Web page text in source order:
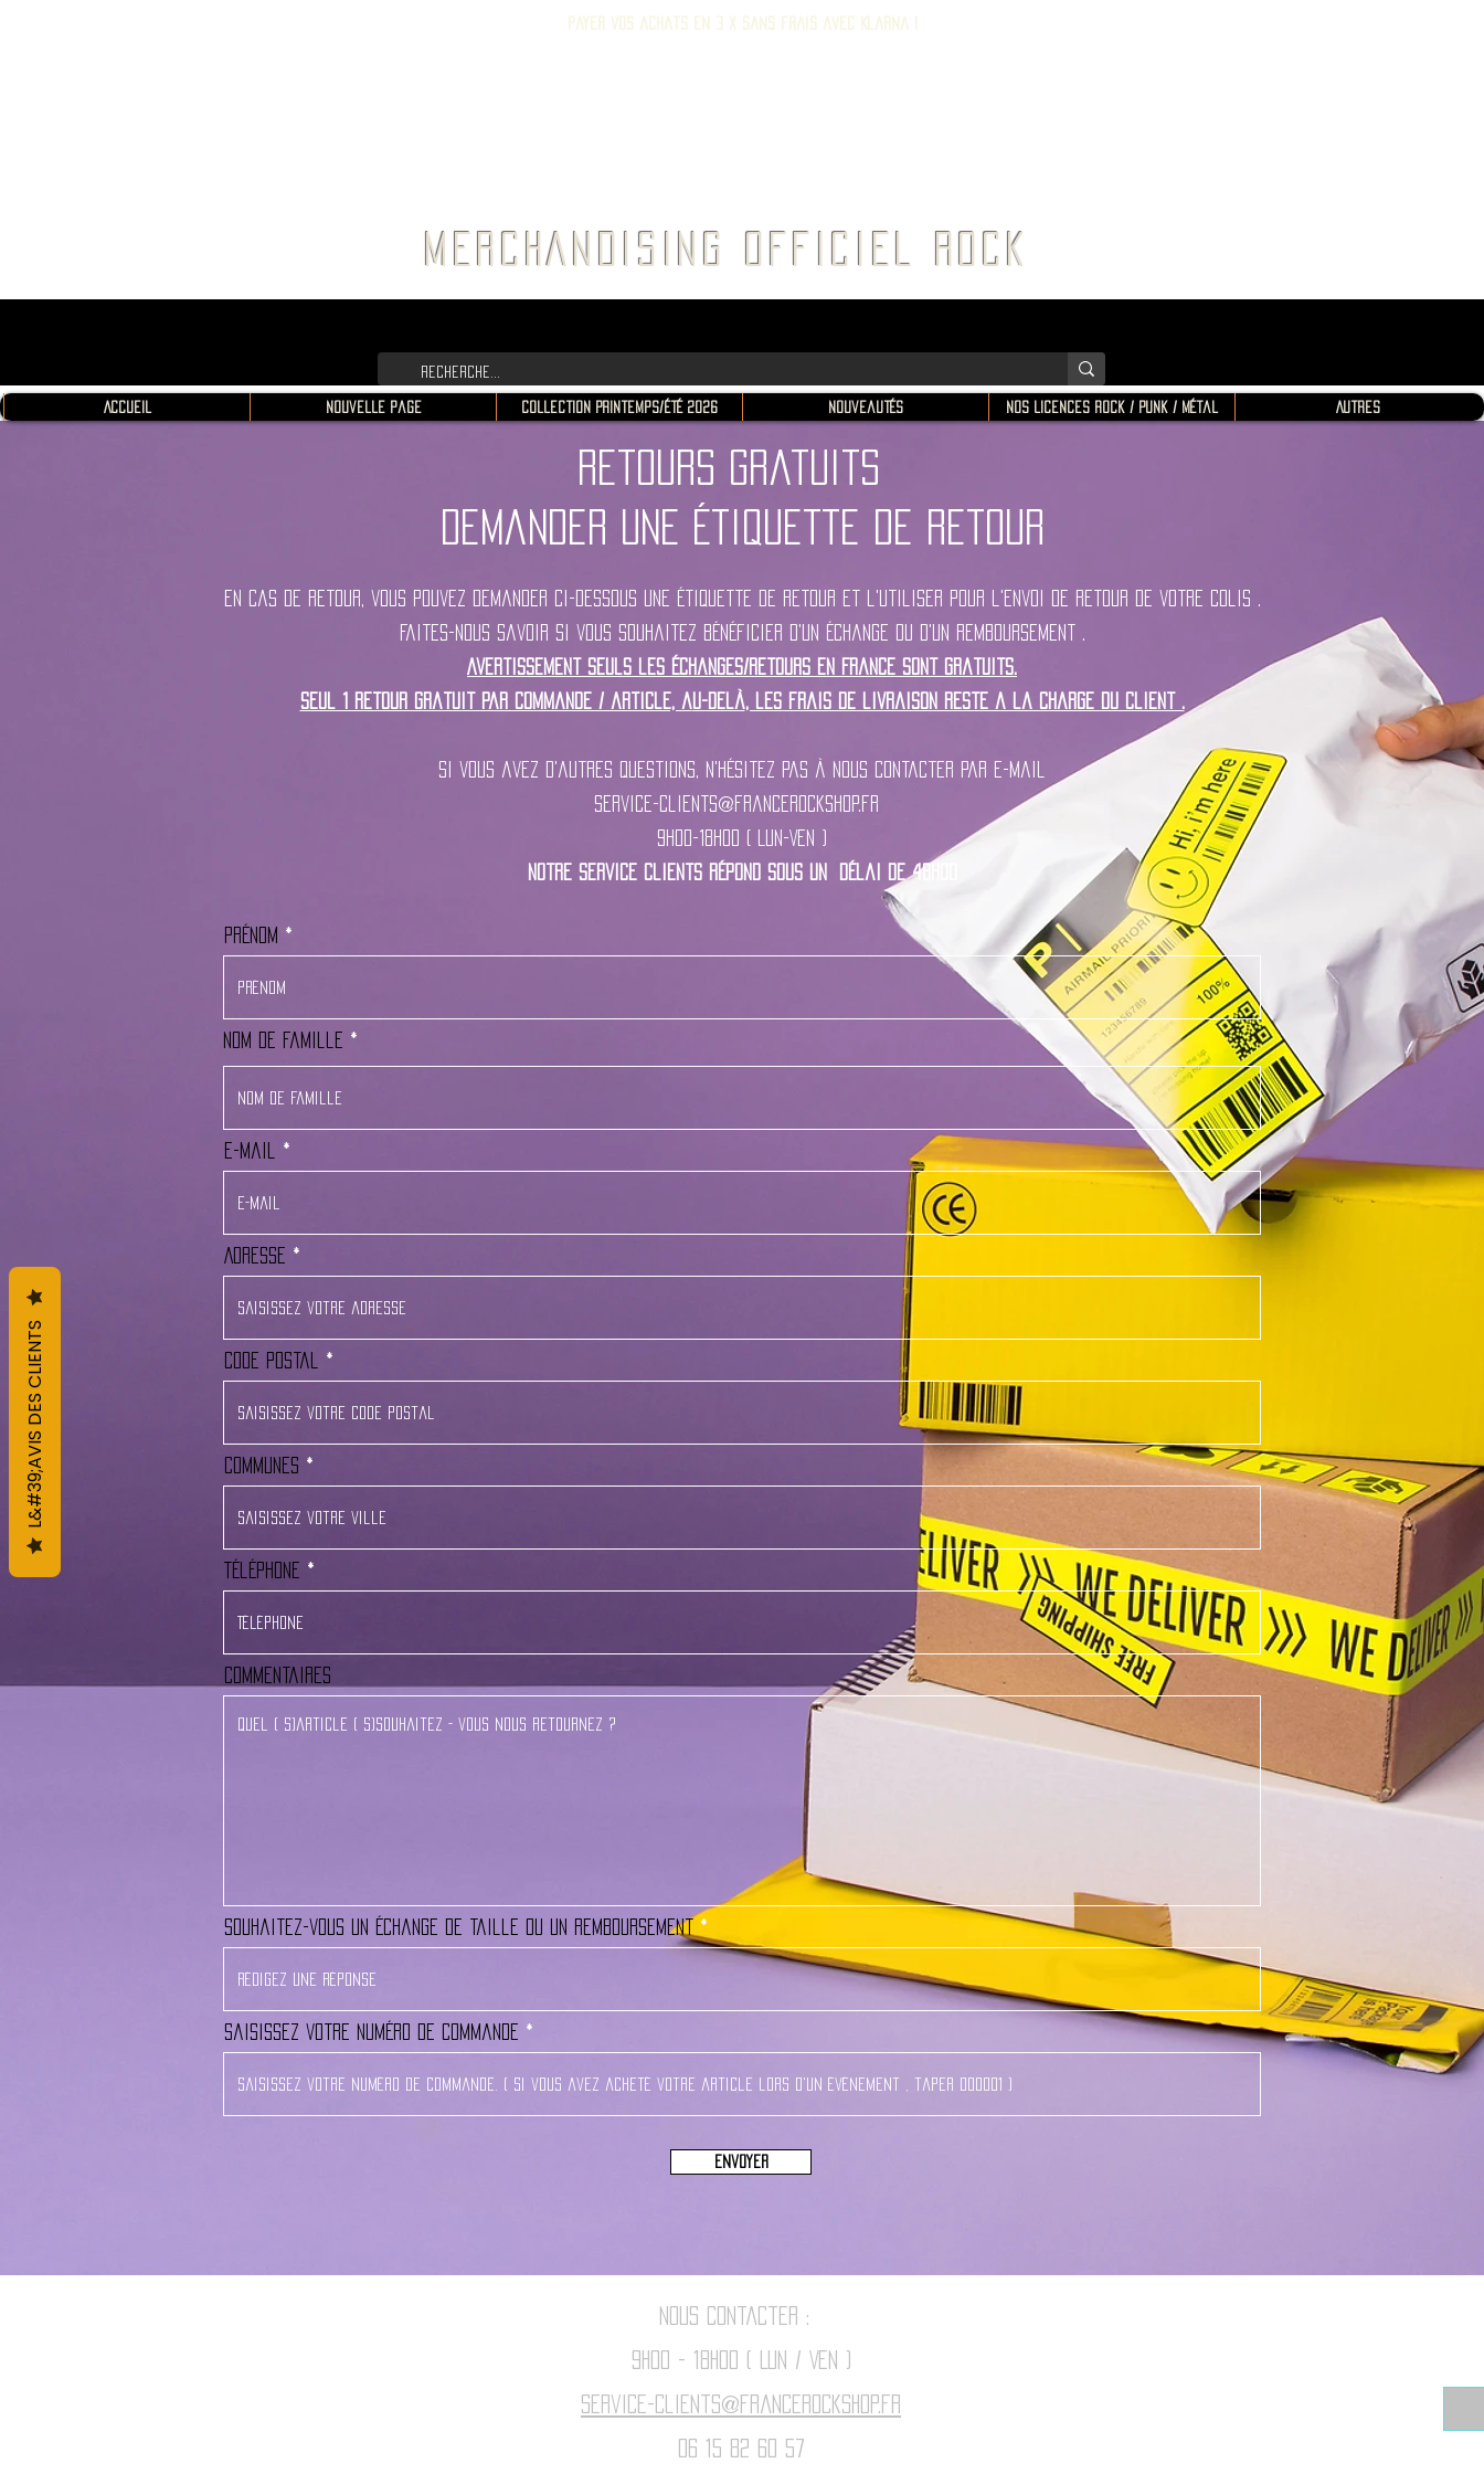
Payer vos achats en 3 x sans frais avec Klarna !
MERCHANDISING OFFICIEL ROCK
Accueil Nouvelle page Collection Printemps/Été 2026 Nouveautés Nos Licences Rock / Punk / Métal Autres
Retours gratuits
Demander une étiquette de retour
En cas de retour, vous pouvez demander ci-dessous une étiquette de retour et l'utiliser pour l'envoi de retour de votre colis .
Faites-nous savoir si vous souhaitez bénéficier d'un échange ou d'un remboursement .
Avertissement seuls les échanges/retours en France sont gratuits.
Seul 1 retour gratuit par commande / article, a u-delà , les frais de livraison reste a la charge du client .
Si vous avez d'autres questions, n'hésitez pas à nous contacter par e-mail
service-clients@francerockshop.fr
9h00-18h00 ( Lun-Ven )
Notre service clients répond sous un délai de 48h00
Prénom
Nom de famille
E-mail
Adresse
Code postal
Communes
Téléphone
Commentaires
Souhaitez-vous un échange de taille ou un remboursement
Saisissez votre numéro de commande
Envoyer
Nous contacter :
9h00 - 18H00 ( Lun / Ven )
Service-clients@francerockshop.fr
06 15 82 60 57
L&#39;AVIS DES CLIENTS